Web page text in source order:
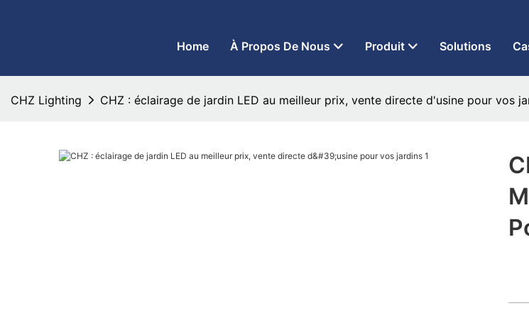
Home À Propos De Nous Produit Solutions
CHZ Lighting CHZ : éclairage de jardin LED au meilleur prix, vente directe d'usine pour vos